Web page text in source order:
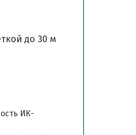
до 30 м
ИК-